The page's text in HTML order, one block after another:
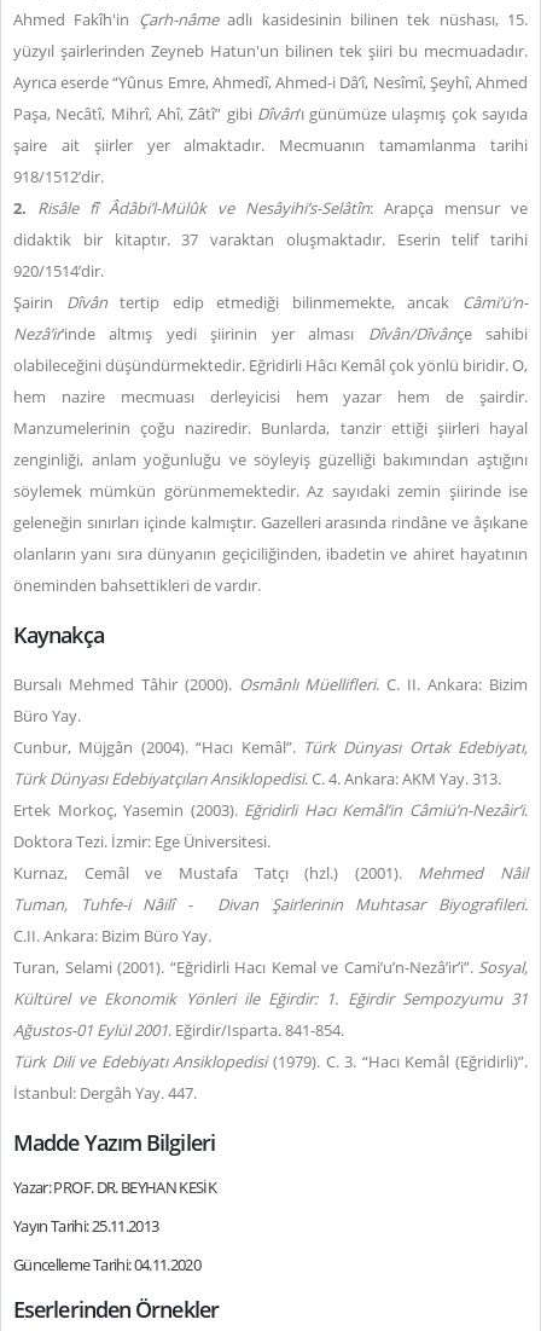
Ahmed Fakîh'in Çarh-nâmeadlı kasidesinin bilinen tek nüshası, 15.
yüzyıl şairlerinden Zeyneb Hatun'un bilinen tek şiiri bu mecmuadadır.
Ayrıca eserde “Yûnus Emre, Ahmedî, Ahmed-i Dâ’î, Nesîmî, Şeyhî, Ahmed
Paşa, Necâtî, Mihrî, Ahî, Zâtî” gibi Dîvân’ı günümüze ulaşmış çok sayıda
şaire ait şiirler yer almaktadır. Mecmuanın tamamlanma tarihi
918/1512’dir.
2.
Risâle fî Âdâbi’l-Mülûk ve Nesâyihi’s-Selâtîn: Arapça mensur ve
didaktik bir kitaptır. 37 varaktan oluşmaktadır. Eserin telif tarihi
920/1514’dir.
Şairin Dîvântertip edip etmediği bilinmemekte, ancak Câmi’ü’n-
Nezâ’ir’inde altmış yedi şiirinin yer alması Dîvân/Dîvânçe sahibi
olabileceğini düşündürmektedir. Eğridirli Hâcı Kemâl çok yönlü biridir. O,
hem nazire mecmuası derleyicisi hem yazar hem de şairdir.
Manzumelerinin çoğu naziredir. Bunlarda, tanzir ettiği şiirleri hayal
zenginliği, anlam yoğunluğu ve söyleyiş güzelliği bakımından aştığını
söylemek mümkün görünmemektedir. Az sayıdaki zemin şiirinde ise
geleneğin sınırları içinde kalmıştır. Gazelleri arasında rindâne ve âşıkane
olanların yanı sıra dünyanın geçiciliğinden, ibadetin ve ahiret hayatının
öneminden bahsettikleri de vardır.
Kaynakça
Bursalı Mehmed Tâhir (2000). Osmânlı Müellifleri. C. II. Ankara: Bizim
Büro Yay.
Cunbur, Müjgân (2004). “Hacı Kemâl”. Türk Dünyası Ortak Edebiyatı,
Türk Dünyası Edebiyatçıları Ansiklopedisi. C. 4. Ankara: AKM Yay. 313.
Ertek Morkoç, Yasemin (2003). Eğridirli Hacı Kemâl’in Câmiü’n-Nezâir’i.
Doktora Tezi. İzmir: Ege Üniversitesi.
Kurnaz, Cemâl ve Mustafa Tatçı (hzl.) (2001). Mehmed Nâil
Tuman,
Tuhfe-i Nâilî -
Divan Şairlerinin Muhtasar Biyografileri.
C.II.Ankara: Bizim Büro Yay.
Turan, Selami (2001). “Eğridirli Hacı Kemal ve Cami’u’n-Nezâ’ir’i”. Sosyal,
Kültürel ve Ekonomik Yönleri ile Eğirdir: 1. Eğirdir Sempozyumu 31
Ağustos-01 Eylül 2001. Eğirdir/Isparta. 841-854.
Türk Dili ve Edebiyatı Ansiklopedisi(1979). C. 3. “Hacı Kemâl (Eğridirli)”.
İstanbul: Dergâh Yay. 447.
Madde Yazım Bilgileri
Yazar: PROF. DR. BEYHAN KESİK
Yayın Tarihi: 25.11.2013
Güncelleme Tarihi: 04.11.2020
Eserlerinden Örnekler